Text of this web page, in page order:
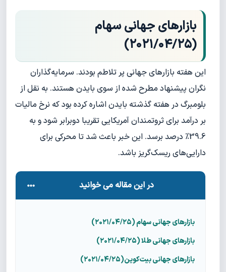
بازارهای جهانی سهام
(۲۰۲۱/۰۴/۲۵)
این هفته بازارهای جهانی پر تلاطم بودند. سرمایه‌گذاران
نگران پیشنهاد مطرح شده از سوی بایدن هستند. به نقل از
بلومبرگ در هفته گذشته بایدن اشاره کرده بود که نرخ مالیات
بر درآمد برای ثروتمندان آمریکایی تقریبا دوبرابر شود و به
39.6% درصد برسد. این خبر باعث شد تا محرکی برای
دارایی‌های ریسک‌گریز باشد.
در این مقاله می خوانید
بازارهای جهانی سهام (۲۰۲۱/۰۴/۲۵)
بازارهای جهانی طلا (۲۰۲۱/۰۴/۲۵)
بازارهای جهانی بیت‌کوین(۲۰۲۱/۰۴/۲۵)